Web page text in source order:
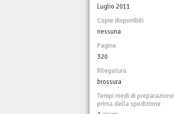
Luglio 2011
Copie disponibili
nessuna
Pagine
320
Rilegatura
brossura
Tempi medi di preparazione
prima della spedizione